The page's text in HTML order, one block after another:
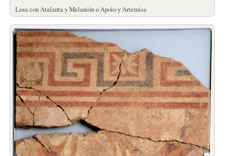
Losa con Atalanta y Melanión o Apolo y Artemisa